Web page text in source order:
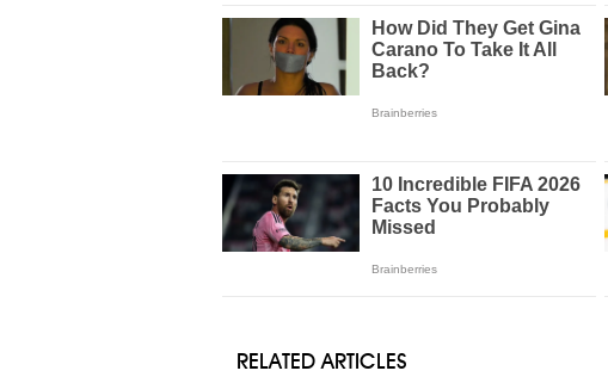
RELATED ARTICLES